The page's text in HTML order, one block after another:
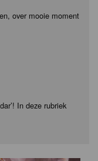
over mooie moment
In deze rubriek